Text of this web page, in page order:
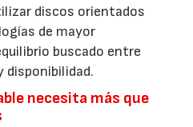
discos orientados
de mayor
buscado entre
disponibilidad.
necesita más que